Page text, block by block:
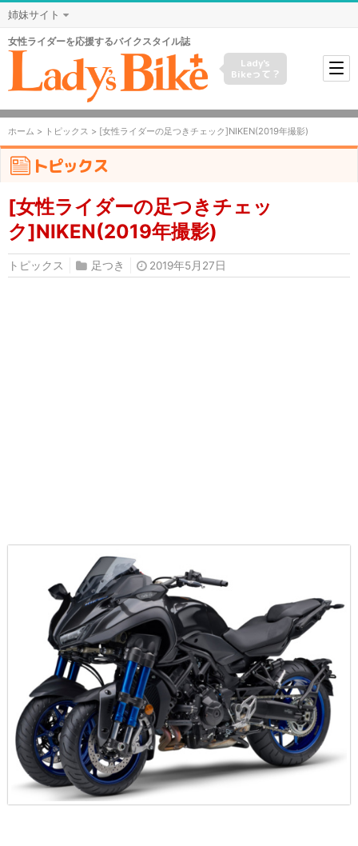
姉妹サイト
女性ライダーを応援するバイクスタイル誌
Lady's
Bikeって？
ホーム > トピックス > [女性ライダーの足つきチェック]NIKEN(2019年撮影)
トピックス
[女性ライダーの足つきチェッ
ク]NIKEN(2019年撮影)
トピックス 足つき 2019年5月27日